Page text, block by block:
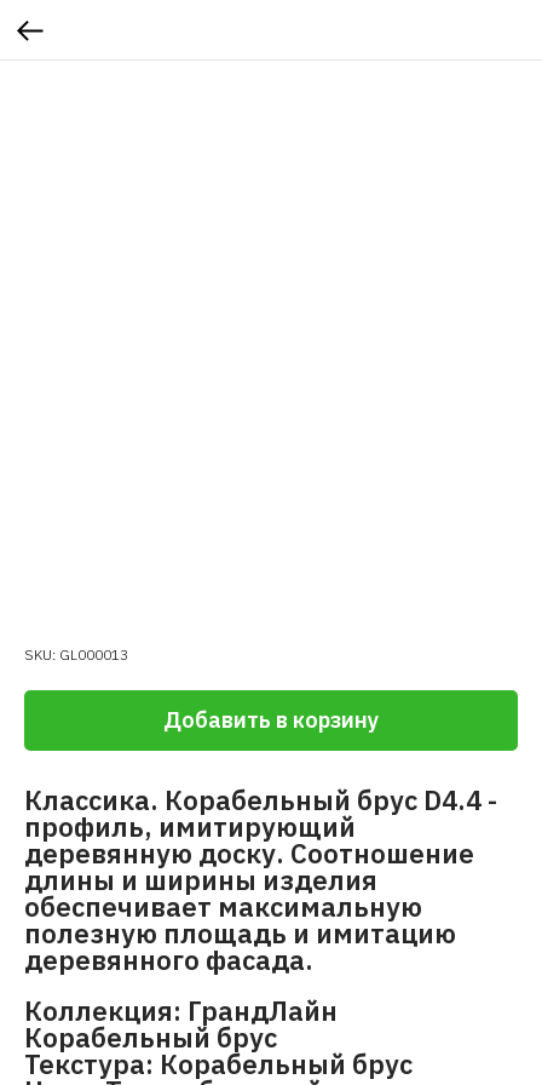
SKU: GL000013
Добавить в корзину
Классика. Корабельный брус D4.4 -
профиль, имитирующий
деревянную доску. Соотношение
длины и ширины изделия
обеспечивает максимальную
полезную площадь и имитацию
деревянного фасада.
Коллекция: ГрандЛайн
Корабельный брус
Текстура: Корабельный брус